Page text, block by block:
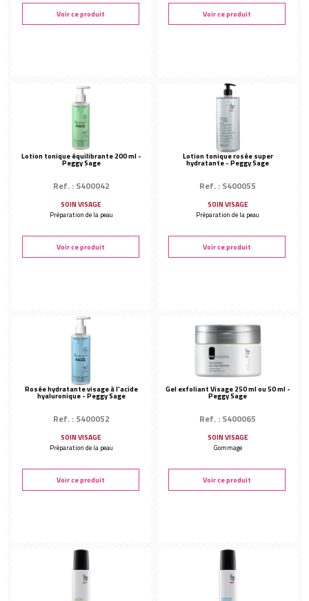
Voir ce produit Voir ce produit
Lotion tonique équilibrante 200 ml -
Peggy Sage
Ref. : S400042
SOIN VISAGE
Préparation de la peau
Voir ce produit
Lotion tonique rosée super
hydratante - Peggy Sage
Ref. : S400055
SOIN VISAGE
Préparation de la peau
Voir ce produit
Rosée hydratante visage à l'acide
hyaluronique - Peggy Sage
Ref. : S400052
SOIN VISAGE
Préparation de la peau
Voir ce produit
Gel exfoliant Visage 250 ml ou 50 ml -
Peggy Sage
Ref. : S400065
SOIN VISAGE
Gommage
Voir ce produit